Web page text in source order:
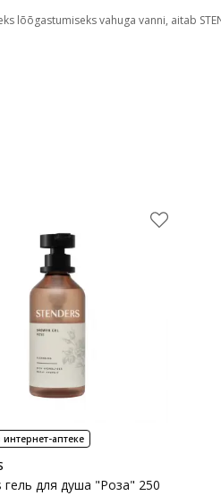
аптеке
гель для душа "Роза" 250